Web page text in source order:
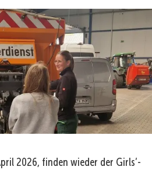
2026, finden wieder der Girls’-